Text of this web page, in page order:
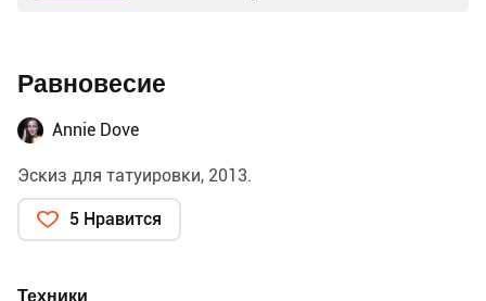
Равновесие
Annie Dove
Эскиз для татуировки, 2013.
5 Нравится
Техники